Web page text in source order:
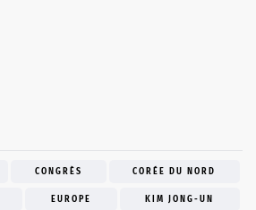
CONGRÈS CORÉE DU NORD
EUROPE KIM JONG-UN